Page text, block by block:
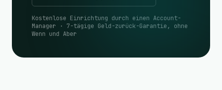
Kostenlose Einrichtung durch einen Account-
Manager · 7-tägige Geld-zurück-Garantie, ohne
Wenn und Aber